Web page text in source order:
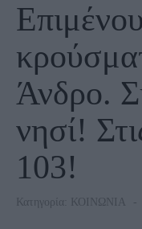
Άνδρο.
νησί!
103!
Κατηγορία: ΚΟΙΝΩΝΙΑ